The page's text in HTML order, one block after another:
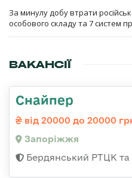
За минулу добу втрати
особового складу та 7 систем
ВАКАНСІЇ
Снайпер
від 20000 до 20000
Запоріжжя
Бердянський РТЦК та